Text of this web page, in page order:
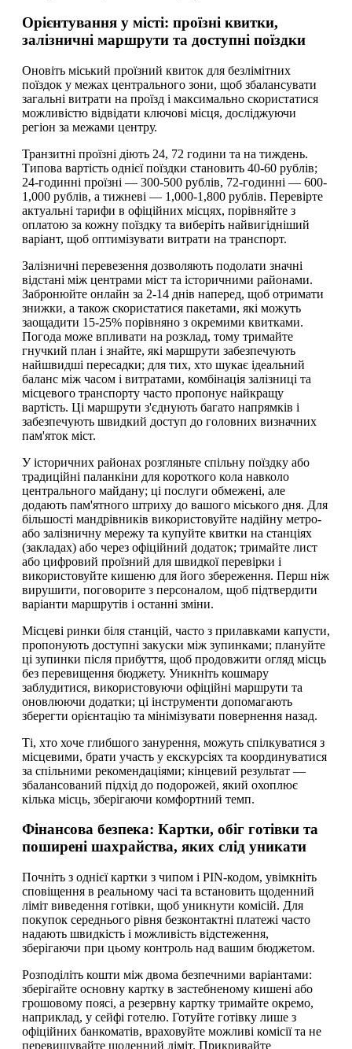
Орієнтування у місті: проїзні квитки,
залізничні маршрути та доступні поїздки
Оновіть міський проїзний квиток для безлімітних
поїздок у межах центрального зони, щоб збалансувати
загальні витрати на проїзд і максимально скористатися
можливістю відвідати ключові місця, досліджуючи
регіон за межами центру.
Транзитні проїзні діють 24, 72 години та на тиждень.
Типова вартість однієї поїздки становить 40-60 рублів;
24-годинні проїзні — 300-500 рублів, 72-годинні — 600-
1,000 рублів, а тижневі — 1,000-1,800 рублів. Перевірте
актуальні тарифи в офіційних місцях, порівняйте з
оплатою за кожну поїздку та виберіть найвигідніший
варіант, щоб оптимізувати витрати на транспорт.
Залізничні перевезення дозволяють подолати значні
відстані між центрами міст та історичними районами.
Забронюйте онлайн за 2-14 днів наперед, щоб отримати
знижки, а також скористатися пакетами, які можуть
заощадити 15-25% порівняно з окремими квитками.
Погода може впливати на розклад, тому тримайте
гнучкий план і знайте, які маршрути забезпечують
найшвидші пересадки; для тих, хто шукає ідеальний
баланс між часом і витратами, комбінація залізниці та
місцевого транспорту часто пропонує найкращу
вартість. Ці маршрути з'єднують багато напрямків і
забезпечують швидкий доступ до головних визначних
пам'яток міст.
У історичних районах розгляньте спільну поїздку або
традиційні паланкіни для короткого кола навколо
центрального майдану; ці послуги обмежені, але
додають пам'ятного штриху до вашого міського дня. Для
більшості мандрівників використовуйте надійну метро-
або залізничну мережу та купуйте квитки на станціях
(закладах) або через офіційний додаток; тримайте лист
або цифровий проїзний для швидкої перевірки і
використовуйте кишеню для його збереження. Перш ніж
вирушити, поговорите з персоналом, щоб підтвердити
варіанти маршрутів і останні зміни.
Місцеві ринки біля станцій, часто з прилавками капусти,
пропонують доступні закуски між зупинками; плануйте
ці зупинки після прибуття, щоб продовжити огляд місць
без перевищення бюджету. Уникніть кошмару
заблудитися, використовуючи офіційні маршрути та
оновлюючи додатки; ці інструменти допомагають
зберегти орієнтацію та мінімізувати повернення назад.
Ті, хто хоче глибшого занурення, можуть спілкуватися з
місцевими, брати участь у екскурсіях та координуватися
за спільними рекомендаціями; кінцевий результат —
збалансований підхід до подорожей, який охоплює
кілька місць, зберігаючи комфортний темп.
Фінансова безпека: Картки, обіг готівки та
поширені шахрайства, яких слід уникати
Почніть з однієї картки з чипом і PIN-кодом, увімкніть
сповіщення в реальному часі та встановить щоденний
ліміт виведення готівки, щоб уникнути комісій. Для
покупок середнього рівня безконтактні платежі часто
надають швидкість і можливість відстеження,
зберігаючи при цьому контроль над вашим бюджетом.
Розподіліть кошти між двома безпечними варіантами:
зберігайте основну картку в застебненому кишені або
грошовому поясі, а резервну картку тримайте окремо,
наприклад, у сейфі готелю. Готуйте готівку лише з
офіційних банкоматів, враховуйте можливі комісії та не
перевищувайте щоденний ліміт. Прикривайте